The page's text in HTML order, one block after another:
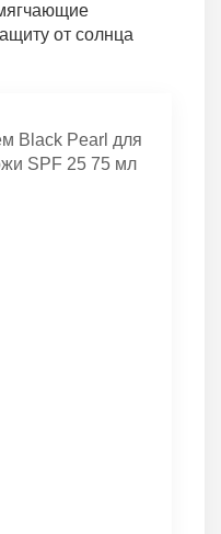
от солнца
Black Pearl для
SPF 25 75 мл